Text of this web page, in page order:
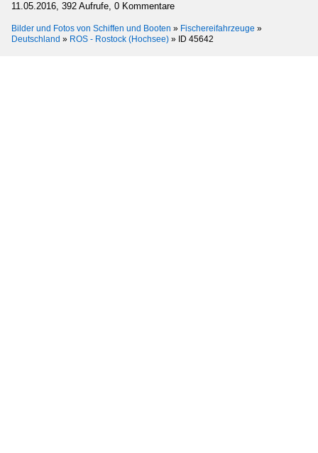
11.05.2016, 392 Aufrufe, 0 Kommentare
Bilder und Fotos von Schiffen und Booten » Fischereifahrzeuge »
Deutschland » ROS - Rostock (Hochsee) » ID 45642